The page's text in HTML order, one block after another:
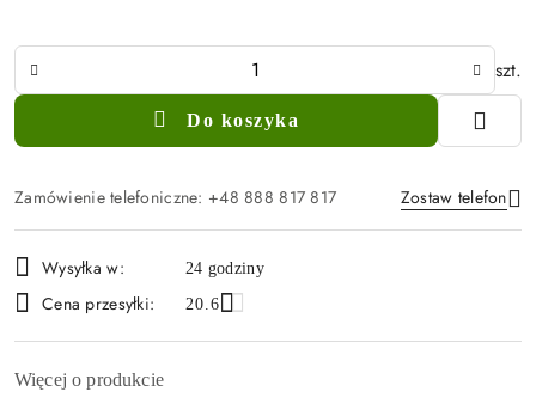
szt.
Do koszyka
Zamówienie telefoniczne: +48 888 817 817 Zostaw telefon
i
dostawa
Wysyłka w: 24 godziny
Cena przesyłki: 20.6
Więcej o produkcie